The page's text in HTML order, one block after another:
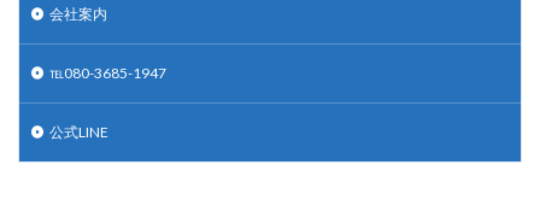
会社案内
℡080-3685-1947
公式LINE